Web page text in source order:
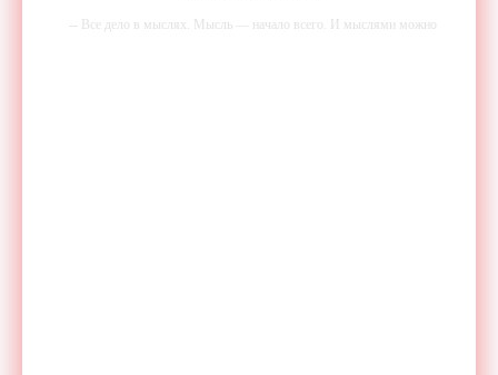
-- Все дело в мыслях. Мысль — начало всего. И мыслями можно